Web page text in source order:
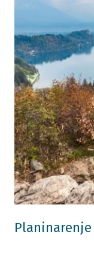
Planinarenje